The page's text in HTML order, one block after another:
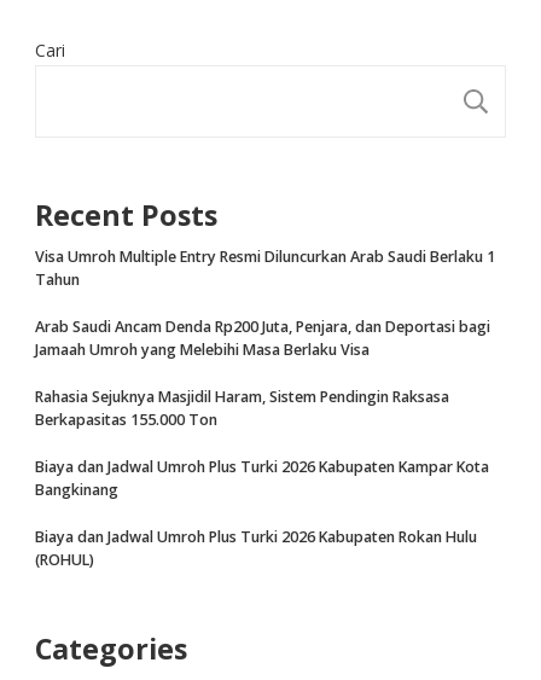
Cari
Recent Posts
Visa Umroh Multiple Entry Resmi Diluncurkan Arab Saudi Berlaku 1
Tahun
Arab Saudi Ancam Denda Rp200 Juta, Penjara, dan Deportasi bagi
Jamaah Umroh yang Melebihi Masa Berlaku Visa
Rahasia Sejuknya Masjidil Haram, Sistem Pendingin Raksasa
Berkapasitas 155.000 Ton
Biaya dan Jadwal Umroh Plus Turki 2026 Kabupaten Kampar Kota
Bangkinang
Biaya dan Jadwal Umroh Plus Turki 2026 Kabupaten Rokan Hulu
(ROHUL)
Categories